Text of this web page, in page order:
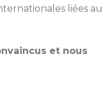
liées au
et nous